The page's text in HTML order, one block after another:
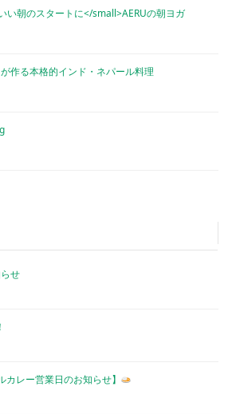
い朝のスタートに</small>AERUの朝ヨガ
作る本格的インド・ネパール料理
せ
カレー営業日のお知らせ】